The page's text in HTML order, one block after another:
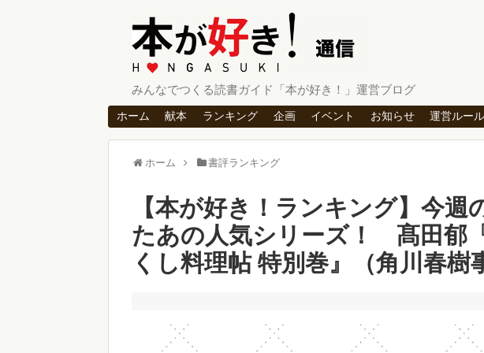
みんなでつくる読書ガイド「本が好き！」運営ブログ
ホーム 献本 ランキング 企画 イベント お知らせ 運営ルール
ホーム 書評ランキング
【本が好き！ランキング】今週
たあの人気シリーズ！ 髙田郁
くし料理帖 特別巻』（角川春樹